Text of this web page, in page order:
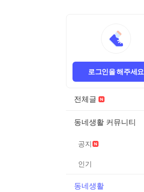
로그인을 해주세요
전체글
동네생활 커뮤니티
공지
인기
동네생활